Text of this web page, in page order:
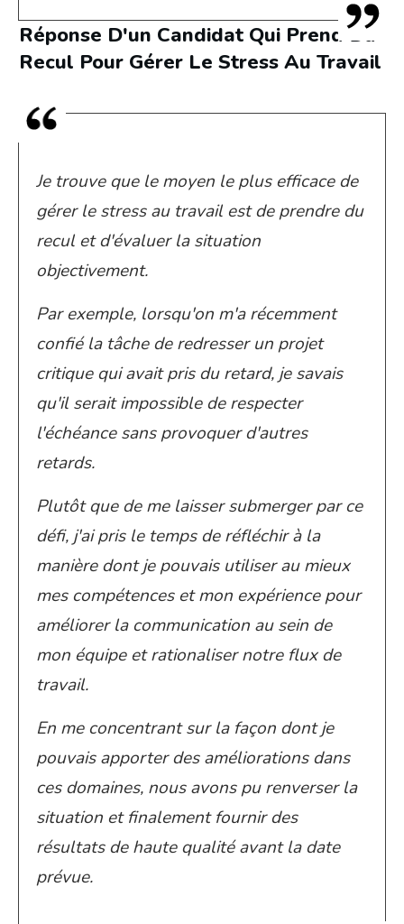
Réponse D'un Candidat Qui Prend Du
Recul Pour Gérer Le Stress Au Travail
Je trouve que le moyen le plus efficace de
gérer le stress au travail est de prendre du
recul et d'évaluer la situation
objectivement.
Par exemple, lorsqu'on m'a récemment
confié la tâche de redresser un projet
critique qui avait pris du retard, je savais
qu'il serait impossible de respecter
l'échéance sans provoquer d'autres
retards.
Plutôt que de me laisser submerger par ce
défi, j'ai pris le temps de réfléchir à la
manière dont je pouvais utiliser au mieux
mes compétences et mon expérience pour
améliorer la communication au sein de
mon équipe et rationaliser notre flux de
travail.
En me concentrant sur la façon dont je
pouvais apporter des améliorations dans
ces domaines, nous avons pu renverser la
situation et finalement fournir des
résultats de haute qualité avant la date
prévue.